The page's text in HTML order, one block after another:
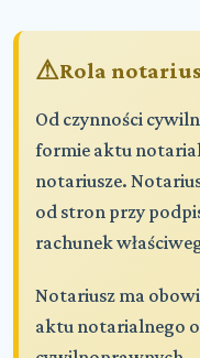
Rola
Od czynności
formie aktu
notariusze.
od stron przy
rachunek
Notariusz ma
aktu notarialnego